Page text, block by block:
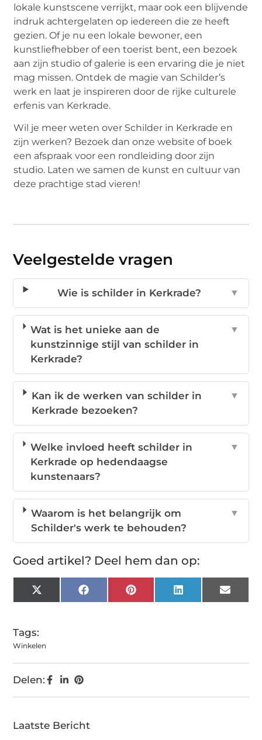
lokale kunstscene verrijkt, maar ook een blijvende
indruk achtergelaten op iedereen die ze heeft
gezien. Of je nu een lokale bewoner, een
kunstliefhebber of een toerist bent, een bezoek
aan zijn studio of galerie is een ervaring die je niet
mag missen. Ontdek de magie van Schilder’s
werk en laat je inspireren door de rijke culturele
erfenis van Kerkrade.
Wil je meer weten over Schilder in Kerkrade en
zijn werken? Bezoek dan onze website of boek
een afspraak voor een rondleiding door zijn
studio. Laten we samen de kunst en cultuur van
deze prachtige stad vieren!
Veelgestelde vragen
Wie is schilder in Kerkrade? ▼
Wat is het unieke aan de
kunstzinnige stijl van schilder in
Kerkrade?
▼
Kan ik de werken van schilder in
Kerkrade bezoeken?
▼
Welke invloed heeft schilder in
Kerkrade op hedendaagse
kunstenaars?
▼
Waarom is het belangrijk om
Schilder's werk te behouden?
▼
Goed artikel? Deel hem dan op:
X
(Twitter)
FacebookPinterest LinkedIn Email
Tags:
Winkelen
Delen:
Laatste Bericht